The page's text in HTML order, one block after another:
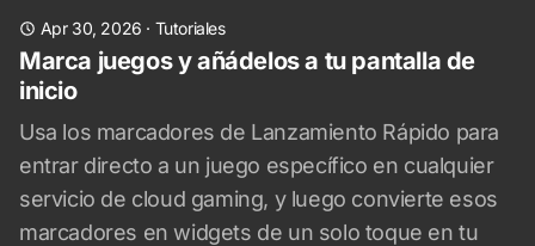
Apr 30, 2026 · Tutoriales
Marca juegos y añádelos a tu pantalla de
inicio
Usa los marcadores de Lanzamiento Rápido para
entrar directo a un juego específico en cualquier
servicio de cloud gaming, y luego convierte esos
marcadores en widgets de un solo toque en tu